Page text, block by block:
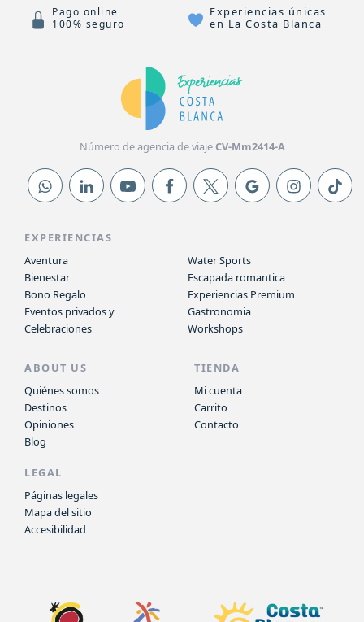
Pago online
100% seguro
Experiencias únicas
en La Costa Blanca
Número de agencia de viajeCV-Mm2414-A
EXPERIENCIAS
Aventura
Bienestar
Bono Regalo
Eventos privados y
Celebraciones
Water Sports
Escapada romantica
Experiencias Premium
Gastronomia
Workshops
ABOUT US
Quiénes somos
Destinos
Opiniones
Blog
TIENDA
Mi cuenta
Carrito
Contacto
LEGAL
Páginas legales
Mapa del sitio
Accesibilidad